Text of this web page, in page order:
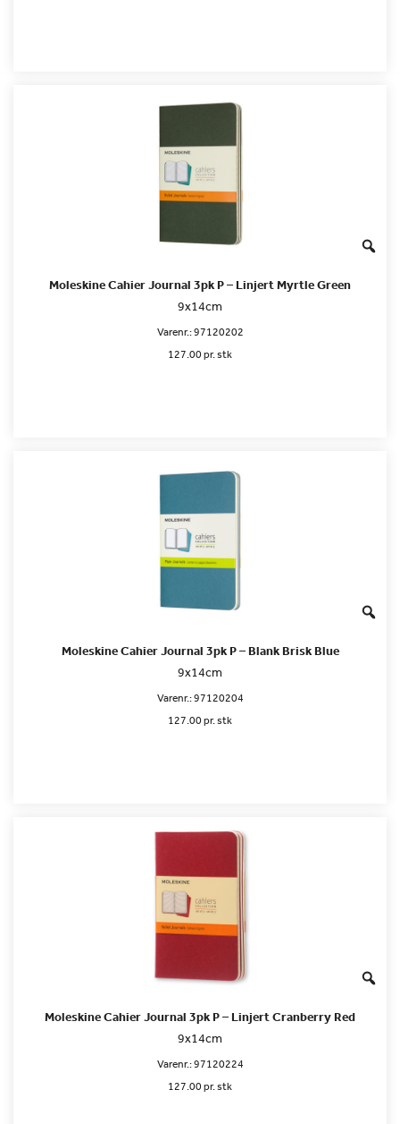
Moleskine Cahier Journal 3pk P – Linjert Myrtle Green
9x14cm
Varenr.:97120202
127.00 pr. stk
Moleskine Cahier Journal 3pk P – Blank Brisk Blue
9x14cm
Varenr.:97120204
127.00 pr. stk
Moleskine Cahier Journal 3pk P – Linjert Cranberry Red
9x14cm
Varenr.:97120224
127.00 pr. stk